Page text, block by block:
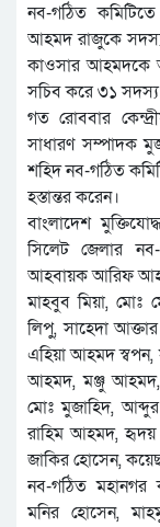
নব-গঠিত
আহমদ রাজুকে সদস্য
কাওসার আহমদকে
সচিব করে ৩১ সদস্য
গত রোববার
সাধারণ সম্পাদক
শহিদ নব-গঠিত
হস্তান্তর করেন।
বাংলাদেশ
সিলেট জেলার
আহবায়ক আরিফ
মাহবুব মিয়া, মোঃ
লিপু, সাহেদা
এহিয়া আহমদ
আহমদ, মঞ্জু
মোঃ মুজাহিদ,
রাহিম আহমদ, হৃদয়
জাকির হোসেন,
নব-গঠিত মহানগর
মনির হোসেন,